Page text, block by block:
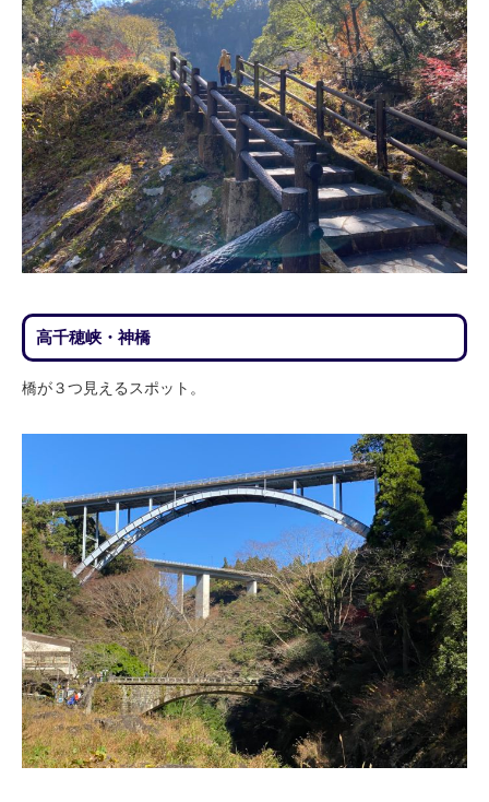
高千穂峡・神橋
橋が３つ見えるスポット。